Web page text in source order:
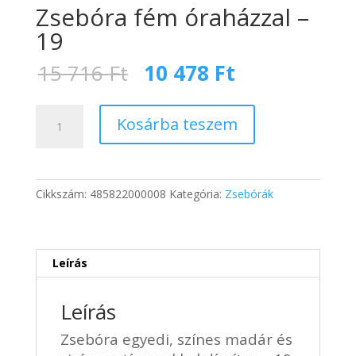
Zsebóra fém óraházzal –
19
15 716Ft Original
price
was:
15
716 Ft.
10 478 Ft
is:
10
478 Ft.
19
Kosárba teszem
Cikkszám: 485822000008 Kategória: Zsebórák
Leírás
Leírás
Zsebóra egyedi, színes madár és